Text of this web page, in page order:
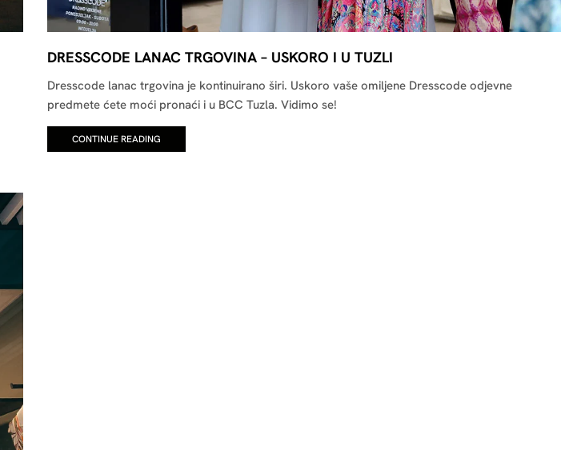
DRESSCODE LANAC TRGOVINA – USKORO I U TUZLI
Dresscode lanac trgovina je kontinuirano širi. Uskoro vaše omiljene Dresscode odjevne
predmete ćete moći pronaći i u BCC Tuzla. Vidimo se!
CONTINUE READING